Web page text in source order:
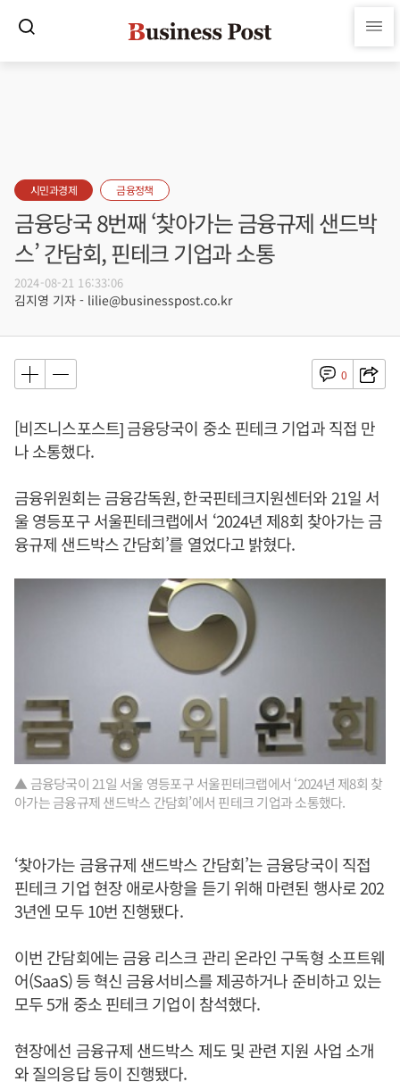
시민과경제 금융정책
금융당국 8번째 ‘찾아가는 금융규제 샌드박
스’ 간담회, 핀테크 기업과 소통
2024-08-21 16:33:06
김지영 기자 - lilie@businesspost.co.kr
0
[비즈니스포스트] 금융당국이 중소 핀테크 기업과 직접 만
나 소통했다.
금융위원회는 금융감독원, 한국핀테크지원센터와 21일 서
울 영등포구 서울핀테크랩에서 ‘2024년 제8회 찾아가는 금
융규제 샌드박스 간담회’를 열었다고 밝혔다.
▲ 금융당국이 21일 서울 영등포구 서울핀테크랩에서 ‘2024년 제8회 찾
아가는 금융규제 샌드박스 간담회’에서 핀테크 기업과 소통했다.
‘찾아가는 금융규제 샌드박스 간담회’는 금융당국이 직접
핀테크 기업 현장 애로사항을 듣기 위해 마련된 행사로 202
3년엔 모두 10번 진행됐다.
이번 간담회에는 금융 리스크 관리 온라인 구독형 소프트웨
어(SaaS) 등 혁신 금융서비스를 제공하거나 준비하고 있는
모두 5개 중소 핀테크 기업이 참석했다.
현장에선 금융규제 샌드박스 제도 및 관련 지원 사업 소개
와 질의응답 등이 진행됐다.